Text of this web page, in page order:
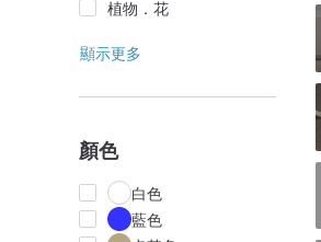
植物．花
顯示更多
顏色
白色
藍色